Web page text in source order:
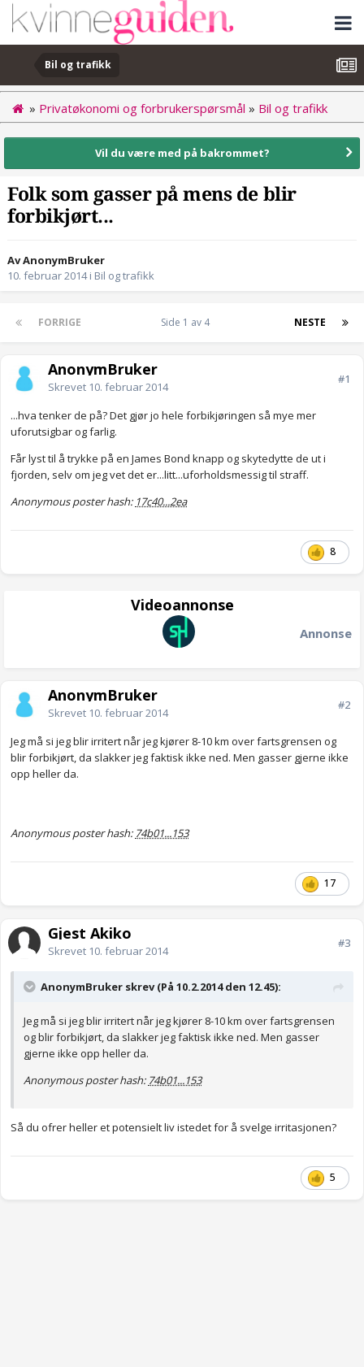
Bil og trafikk
» Privatøkonomi og forbrukerspørsmål » Bil og trafikk
Vil du være med på bakrommet?
Folk som gasser på mens de blir
forbikjørt...
Av AnonymBruker
10. februar 2014i Bil og trafikk
FORRIGE NESTE
Side 1 av 4
AnonymBruker
Skrevet 10. februar 2014
#1
...hva tenker de på? Det gjør jo hele forbikjøringen så mye mer
uforutsigbar og farlig.
Får lyst til å trykke på en James Bond knapp og skytedytte de ut i
fjorden, selv om jeg vet det er...litt...uforholdsmessig til straff.
Anonymous poster hash: 17c40...2ea
8
Videoannonse
Annonse
AnonymBruker
Skrevet 10. februar 2014
#2
Jeg må si jeg blir irritert når jeg kjører 8-10 km over fartsgrensen og
blir forbikjørt, da slakker jeg faktisk ikke ned. Men gasser gjerne ikke
opp heller da.
Anonymous poster hash: 74b01...153
17
Gjest Akiko
Skrevet 10. februar 2014
#3
AnonymBruker skrev (På 10.2.2014 den 12.45):
Jeg må si jeg blir irritert når jeg kjører 8-10 km over fartsgrensen
og blir forbikjørt, da slakker jeg faktisk ikke ned. Men gasser
gjerne ikke opp heller da.
Anonymous poster hash: 74b01...153
Så du ofrer heller et potensielt liv istedet for å svelge irritasjonen?
5